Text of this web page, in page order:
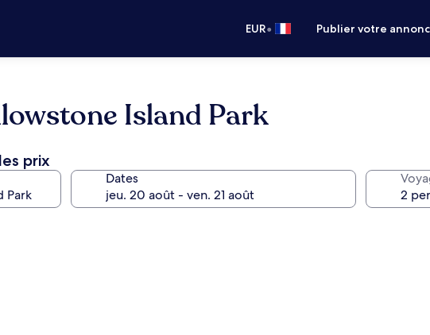
EUR• Publier votre
Island Park
prix
Dates